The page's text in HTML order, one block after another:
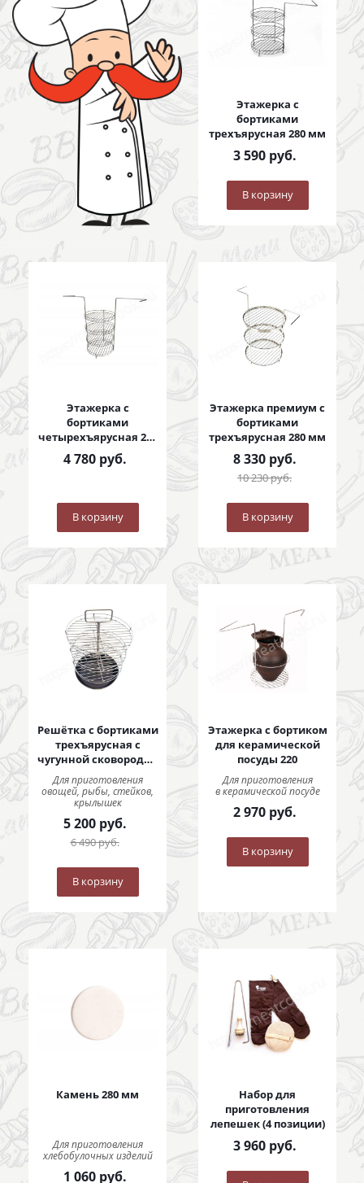
Этажерка с
бортиками
трехъярусная 280 мм
3 590руб.
В корзину
Этажерка с
бортиками
четырехъярусная 280
мм
4 780руб.
В корзину
Этажерка премиум с
бортиками
трехъярусная 280 мм
8 330руб.
10 230руб.
В корзину
Решётка с бортиками
трехъярусная с
чугунной сковородой
Для приготовления
овощей, рыбы, стейков,
крылышек
5 200руб.
6 490руб.
В корзину
Этажерка с бортиком
для керамической
посуды 220
Для приготовления
в керамической посуде
2 970руб.
В корзину
Камень 280 мм
Для приготовления
хлебобулочных изделий
1 060руб.
Набор для
приготовления
лепешек (4 позиции)
3 960руб.